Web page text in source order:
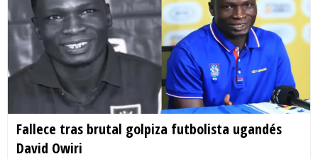
Fallece tras brutal golpiza futbolista ugandés
David Owiri